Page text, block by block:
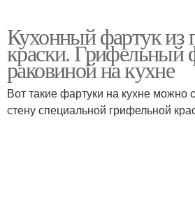
Материалы для
кухонного фартука
Пробковый фартук
Кухонный фартук из
краски. Грифельный
раковиной на кухне
Вот такие фартуки на кухне можно
стену специальной грифельной